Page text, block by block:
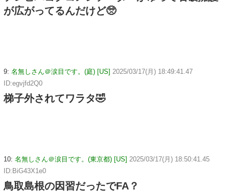
が広がってるんだけど🥺
9: 名無しさん＠涙目です。(庭) [US] 2025/03/17(月) 18:49:41.47
ID:egvjfd2Q0
梯子外されてワラタ🤣
10: 名無しさん＠涙目です。(東京都) [US] 2025/03/17(月) 18:50:41.45
ID:BiG43X1e0
鳥取島根の因習だったでFA？